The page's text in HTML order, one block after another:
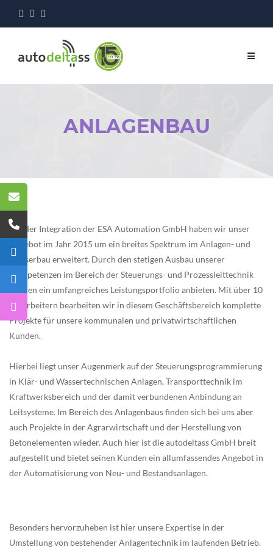
ANLAGENBAU
Mit der Integration der ESA Automation GmbH haben wir unser
Angebot im Jahr 2015 um ein breites Spektrum im Anlagen- und
Wasserbau erweitert. Durch den stetigen Ausbau unserer
Kompetenzen im Bereich der Steuerungs- und Prozessleittechnik
können ein umfangreiches Leistungsportfolio anbieten. Mit über 10
Mitarbeitern bearbeiten wir in diesem Geschäftsbereich komplette
Projekte für unsere kommunalen und privatwirtschaftlichen
Kunden.
Hierbei liegt unser Augenmerk auf der Steuerungsprogrammierung
in Klär- und Wassertechnischen Anlagen, Transporttechnik im
Kraftwerksbereich und der damit verbundenen Anbindung an
Leitsysteme. Im Bereich des Anlagenbaus finden sich bei uns aber
auch Projekte in der Agrarwirtschaft und der Herstellung von
Betonelementen wieder. Auch hier ist die autodeltass GmbH breit
aufgestellt und bietet seinen Kunden ein allumfassendes Angebot in
der Automatisierung von Neu- und Bestandsanlagen.
Besonders hervorzuheben ist hier unsere Expertise in der
Umstellung von bestehender Anlagentechnik im laufenden Betrieb.